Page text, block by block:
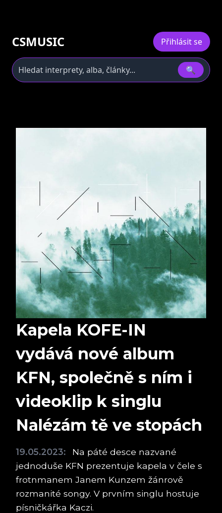
CSMUSIC Přihlásit se
🔍
Kapela KOFE-IN
vydává nové album
KFN, společně s ním i
videoklip k singlu
Nalézám tě ve stopách
19.05.2023:
Na páté desce nazvané
jednoduše KFN prezentuje kapela v čele s
frotnmanem Janem Kunzem žánrově
rozmanité songy. V prvním singlu hostuje
písničkářka Kaczi.